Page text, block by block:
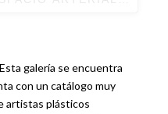
galería se encuentra
con un catálogo muy
artistas plásticos